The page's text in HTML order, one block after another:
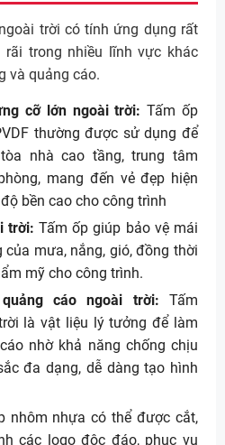
trời có tính ứng dụng rất
trong nhiều lĩnh vực khác
và quảng cáo.
cỡ lớn ngoài trời: Tấm ốp
thường được sử dụng để
nhà cao tầng, trung tâm
mang đến vẻ đẹp hiện
bền cao cho công trình
trời: Tấm ốp giúp bảo vệ mái
của mưa, nắng, gió, đồng thời
mỹ cho công trình.
cáo ngoài trời: Tấm
là vật liệu lý tưởng để làm
nhờ khả năng chống chịu
đa dạng, dễ dàng tạo hình
nhôm nhựa có thể được cắt,
các logo độc đáo, phục vụ